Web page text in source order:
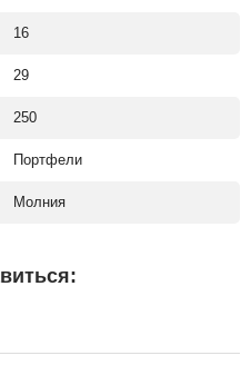
16
29
250
Портфели
Молния